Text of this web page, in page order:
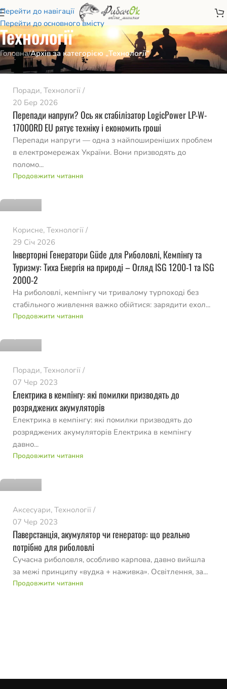
Перейти до навігації
Перейти до основного вмісту
Технології
Головна/Архів за категорією „Технології“
romvo
0
Поради, Технології
20 Бер 2026
Перепади напруги? Ось як стабілізатор LogicPower LP-W-
17000RD EU рятує техніку і економить гроші
Перепади напруги — одна з найпоширеніших проблем
в електромережах України. Вони призводять до
поломо...
Продовжити читання
romvo
Корисне, Технології
29 Січ 2026
Інверторні Генератори Güde для Риболовлі, Кемпінгу та
Туризму: Тиха Енергія на природі – Огляд ISG 1200-1 та ISG
2000-2
На риболовлі, кемпінгу чи тривалому турпоході без
стабільного живлення важко обійтися: зарядити ехол...
Продовжити читання
romvo
Поради, Технології
07 Чер 2023
Електрика в кемпінгу: які помилки призводять до
розряджених акумуляторів
Електрика в кемпінгу: які помилки призводять до
розряджених акумуляторів Електрика в кемпінгу
давно...
Продовжити читання
romvo
Аксесуари, Технології
07 Чер 2023
Паверстанція, акумулятор чи генератор: що реально
потрібно для риболовлі
Сучасна риболовля, особливо карпова, давно вийшла
за межі принципу «вудка + наживка». Освітлення, за...
Продовжити читання